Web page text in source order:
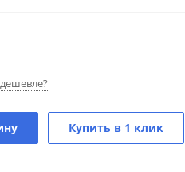
Купить в 1 клик